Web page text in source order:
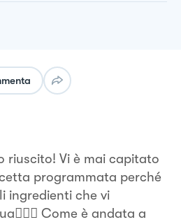
riuscito! Vi è mai capitato
programmata perché
ingredienti che vi
Come è andata a